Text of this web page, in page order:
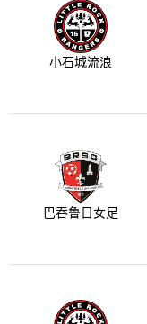
小石城流浪
巴吞鲁日女足